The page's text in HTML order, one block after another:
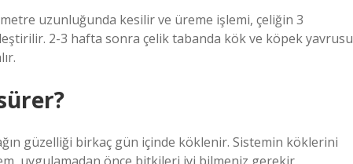
uzunluğunda kesilir ve üreme işlemi, çeliğin 3
2-3 hafta sonra çelik tabanda kök ve köpek yavrusu
güzelliği birkaç gün içinde köklenir. Sistemin köklerini